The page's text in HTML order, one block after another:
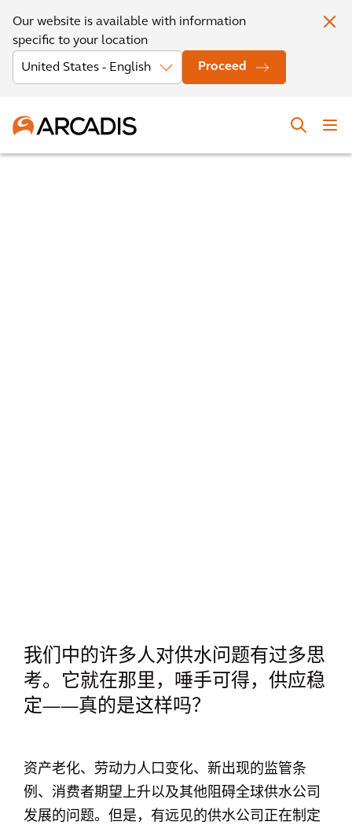
Our website is available with information
specific to your location
Proceed
我们中的许多人对供水问题有过多思
考。它就在那里，唾手可得，供应稳
定——真的是这样吗？
资产老化、劳动力人口变化、新出现的监管条
例、消费者期望上升以及其他阻碍全球供水公司
发展的问题。但是，有远见的供水公司正在制定